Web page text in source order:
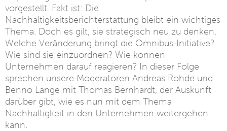
vorgestellt. Fakt ist: Die
Nachhaltigkeitsberichterstattung bleibt ein wichtiges
Thema. Doch es gilt, sie strategisch neu zu denken.
Welche Veränderung bringt die Omnibus-Initiative?
Wie sind sie einzuordnen? Wie können
Unternehmen darauf reagieren? In dieser Folge
sprechen unsere Moderatoren Andreas Rohde und
Benno Lange mit Thomas Bernhardt, der Auskunft
darüber gibt, wie es nun mit dem Thema
Nachhaltigkeit in den Unternehmen weitergehen
kann.